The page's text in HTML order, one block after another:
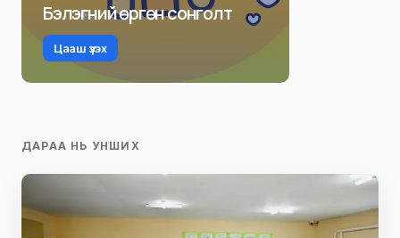
Бэлэгний өргөн сонголт
Цааш үзэх
ДАРАА НЬ УНШИХ